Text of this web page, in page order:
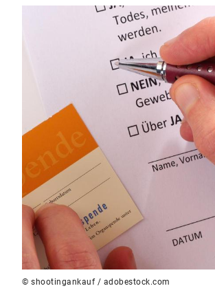
© shootingankauf / adobestock.com